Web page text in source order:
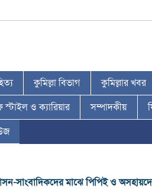
কুমিল্লা বিভাগ কুমিল্লার খবর
স্টাইল ও ক্যারিয়ার সম্পাদকীয়
সাংবাদিকদের মাঝে পিপিই ও